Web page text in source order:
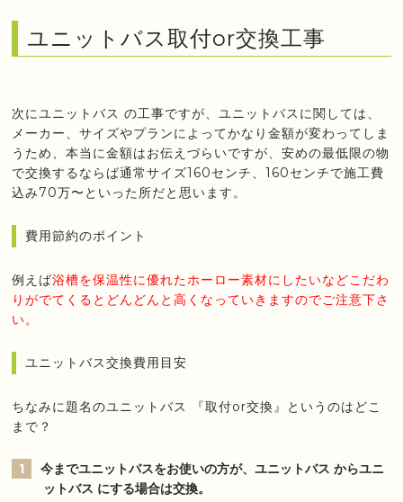
ユニットバス取付or交換工事
次にユニットバス の工事ですが、ユニットバスに関しては、
メーカー、サイズやプランによってかなり金額が変わってしま
うため、本当に金額はお伝えづらいですが、安めの最低限の物
で交換するならば通常サイズ160センチ、160センチで施工費
込み70万〜といった所だと思います。
費用節約のポイント
例えば浴槽を保温性に優れたホーロー素材にしたいなどこだわ
りがでてくるとどんどんと高くなっていきますのでご注意下さ
い。
ユニットバス交換費用目安
ちなみに題名のユニットバス 『取付or交換』というのはどこ
まで？
今までユニットバスをお使いの方が、ユニットバス からユニ
ットバス にする場合は交換。